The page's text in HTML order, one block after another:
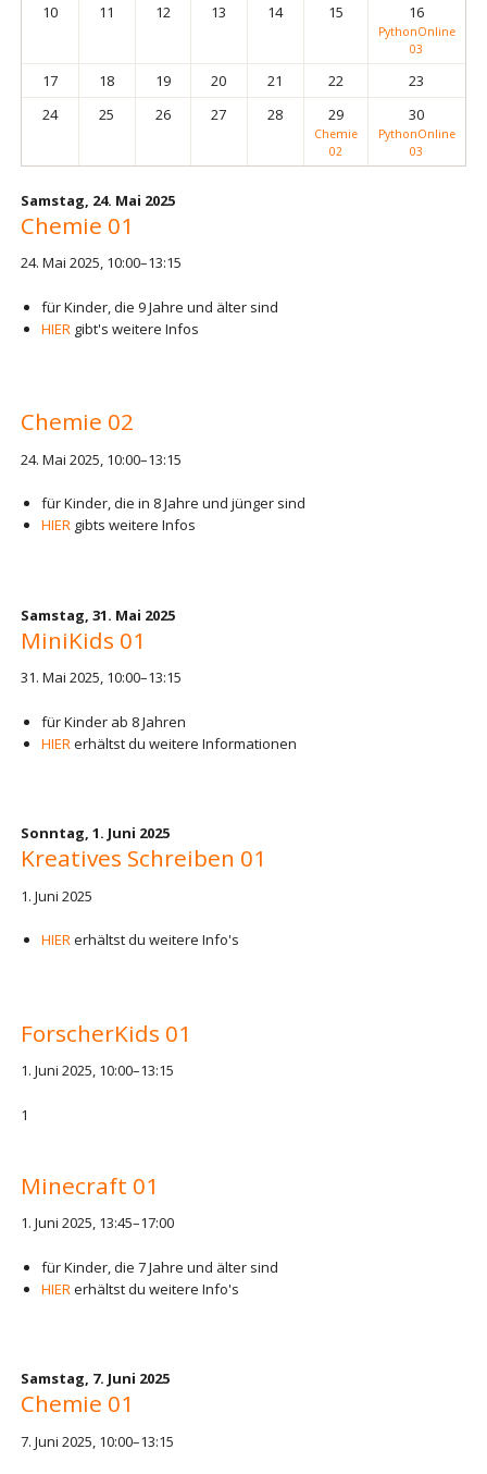
10 11 12 13 14 15 16
PythonOnline
03
17 18 19 20 21 22
23
24
25 26 27 28 29
Chemie
02
30
PythonOnline
03
Samstag, 24. Mai 2025
Chemie 01
24. Mai 2025, 10:00–13:15
für Kinder, die 9 Jahre und älter sind
HIERgibt's weitere Infos
Chemie 02
24. Mai 2025, 10:00–13:15
für Kinder, die in 8 Jahre und jünger sind
HIERgibts weitere Infos
Samstag, 31. Mai 2025
MiniKids 01
31. Mai 2025, 10:00–13:15
für Kinder ab 8 Jahren
HIERerhältst du weitere Informationen
Sonntag, 1. Juni 2025
Kreatives Schreiben 01
1. Juni 2025
HIERerhältst du weitere Info's
ForscherKids 01
1. Juni 2025, 10:00–13:15
1
Minecraft 01
1. Juni 2025, 13:45–17:00
für Kinder, die 7 Jahre und älter sind
HIERerhältst du weitere Info's
Samstag, 7. Juni 2025
Chemie 01
7. Juni 2025, 10:00–13:15